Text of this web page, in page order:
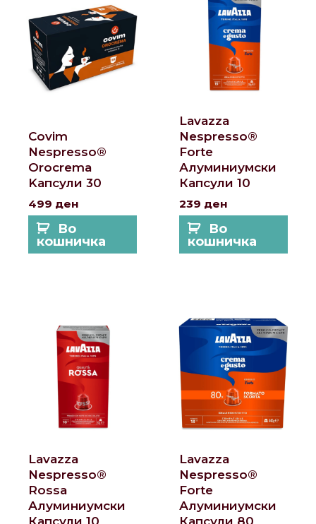
Covim
Nespresso®
Orocrema
Kапсули 30
499 ден
Во
кошничка
Lavazza
Nespresso®
Forte
Алуминиумски
Капсули 10
239 ден
Во
кошничка
Lavazza
Nespresso®
Rossa
Алуминиумски
Капсули 10
Lavazza
Nespresso®
Forte
Алуминиумски
Капсули 80